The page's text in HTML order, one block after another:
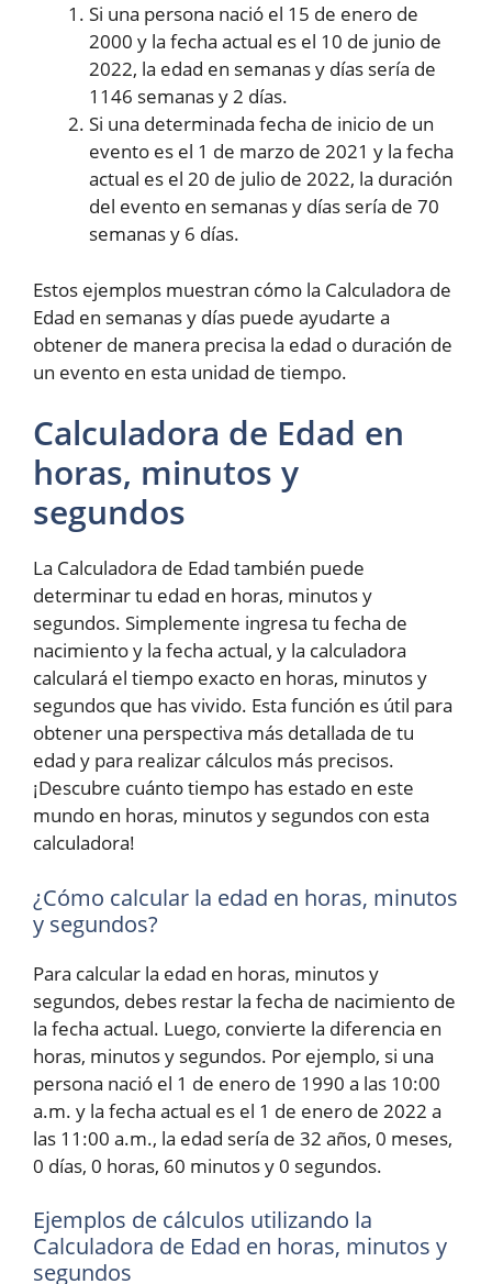
Si una persona nació el 15 de enero de
2000 y la fecha actual es el 10 de junio de
2022, la edad en semanas y días sería de
1146 semanas y 2 días.
Si una determinada fecha de inicio de un
evento es el 1 de marzo de 2021 y la fecha
actual es el 20 de julio de 2022, la duración
del evento en semanas y días sería de 70
semanas y 6 días.
Estos ejemplos muestran cómo la Calculadora de
Edad en semanas y días puede ayudarte a
obtener de manera precisa la edad o duración de
un evento en esta unidad de tiempo.
Calculadora de Edad en
horas, minutos y
segundos
La Calculadora de Edad también puede
determinar tu edad en horas, minutos y
segundos. Simplemente ingresa tu fecha de
nacimiento y la fecha actual, y la calculadora
calculará el tiempo exacto en horas, minutos y
segundos que has vivido. Esta función es útil para
obtener una perspectiva más detallada de tu
edad y para realizar cálculos más precisos.
¡Descubre cuánto tiempo has estado en este
mundo en horas, minutos y segundos con esta
calculadora!
¿Cómo calcular la edad en horas, minutos
y segundos?
Para calcular la edad en horas, minutos y
segundos, debes restar la fecha de nacimiento de
la fecha actual. Luego, convierte la diferencia en
horas, minutos y segundos. Por ejemplo, si una
persona nació el 1 de enero de 1990 a las 10:00
a.m. y la fecha actual es el 1 de enero de 2022 a
las 11:00 a.m., la edad sería de 32 años, 0 meses,
0 días, 0 horas, 60 minutos y 0 segundos.
Ejemplos de cálculos utilizando la
Calculadora de Edad en horas, minutos y
segundos